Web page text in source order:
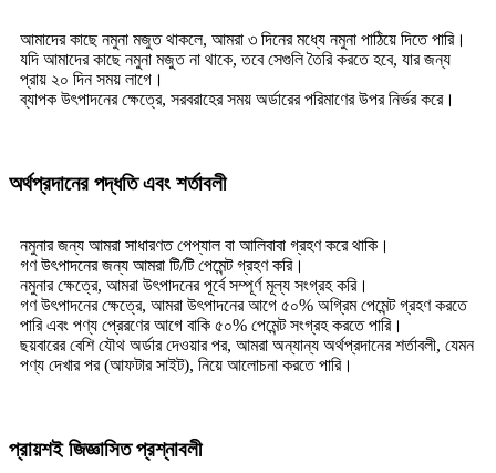
আমাদের কাছে নমুনা মজুত থাকলে, আমরা ৩ দিনের মধ্যে নমুনা পাঠিয়ে দিতে পারি।
যদি আমাদের কাছে নমুনা মজুত না থাকে, তবে সেগুলি তৈরি করতে হবে, যার জন্য
প্রায় ২০ দিন সময় লাগে।
ব্যাপক উৎপাদনের ক্ষেত্রে, সরবরাহের সময় অর্ডারের পরিমাণের উপর নির্ভর করে।
অর্থপ্রদানের পদ্ধতি এবং শর্তাবলী
নমুনার জন্য আমরা সাধারণত পেপ্যাল ​​বা আলিবাবা গ্রহণ করে থাকি।
গণ উৎপাদনের জন্য আমরা টি/টি পেমেন্ট গ্রহণ করি।
নমুনার ক্ষেত্রে, আমরা উৎপাদনের পূর্বে সম্পূর্ণ মূল্য সংগ্রহ করি।
গণ উৎপাদনের ক্ষেত্রে, আমরা উৎপাদনের আগে ৫০% অগ্রিম পেমেন্ট গ্রহণ করতে
পারি এবং পণ্য প্রেরণের আগে বাকি ৫০% পেমেন্ট সংগ্রহ করতে পারি।
ছয়বারের বেশি যৌথ অর্ডার দেওয়ার পর, আমরা অন্যান্য অর্থপ্রদানের শর্তাবলী, যেমন
পণ্য দেখার পর (আফটার সাইট), নিয়ে আলোচনা করতে পারি।
প্রায়শই জিজ্ঞাসিত প্রশ্নাবলী